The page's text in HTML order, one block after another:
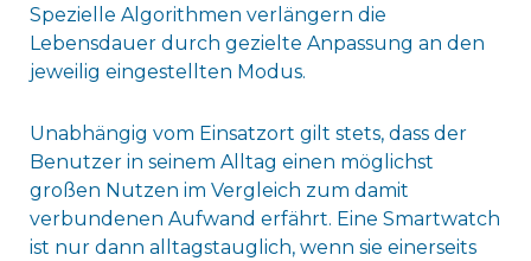
Spezielle Algorithmen verlängern die
Lebensdauer durch gezielte Anpassung an den
jeweilig eingestellten Modus.
Unabhängig vom Einsatzort gilt stets, dass der
Benutzer in seinem Alltag einen möglichst
großen Nutzen im Vergleich zum damit
verbundenen Aufwand erfährt. Eine Smartwatch
ist nur dann alltagstauglich, wenn sie einerseits